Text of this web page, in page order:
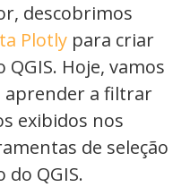
descobrimos
Plotly para criar
Hoje, vamos
aprender a filtrar
exibidos nos
de seleção
do QGIS.